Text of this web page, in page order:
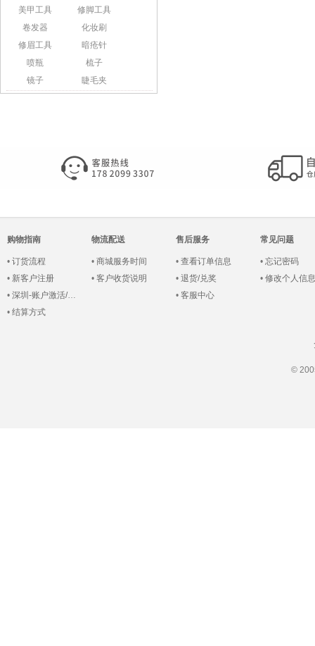
美甲工具
修脚工具
卷发器
化妆刷
修眉工具
暗疮针
喷瓶
梳子
镜子
睫毛夹
购物指南
• 订货流程
• 新客户注册
• 深圳-账户激活/登录
• 结算方式
物流配送
• 商城服务时间
• 客户收货说明
售后服务
• 查看订单信息
• 退货/兑奖
• 客服中心
常见问题
• 忘记密码
• 修改个人信息
©